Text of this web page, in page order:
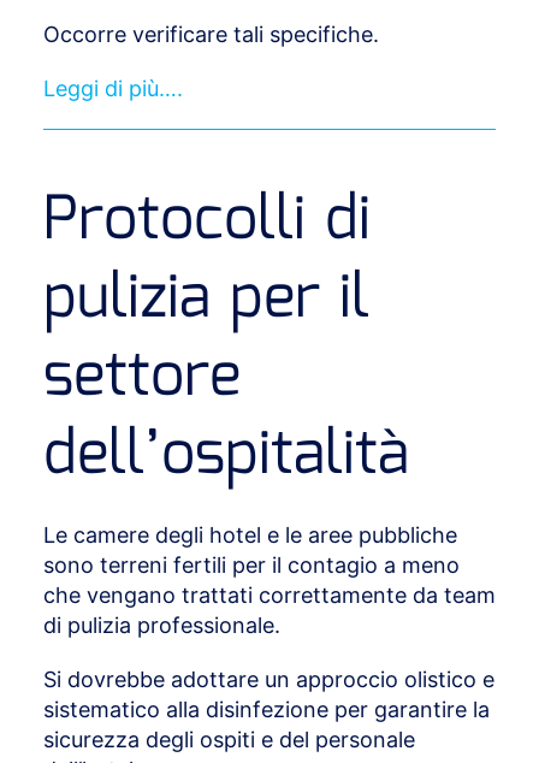
Occorre verificare tali specifiche.
Leggi di più….
Protocolli di
pulizia per il
settore
dell’ospitalità
Le camere degli hotel e le aree pubbliche
sono terreni fertili per il contagio a meno
che vengano trattati correttamente da team
di pulizia professionale.
Si dovrebbe adottare un approccio olistico e
sistematico alla disinfezione per garantire la
sicurezza degli ospiti e del personale